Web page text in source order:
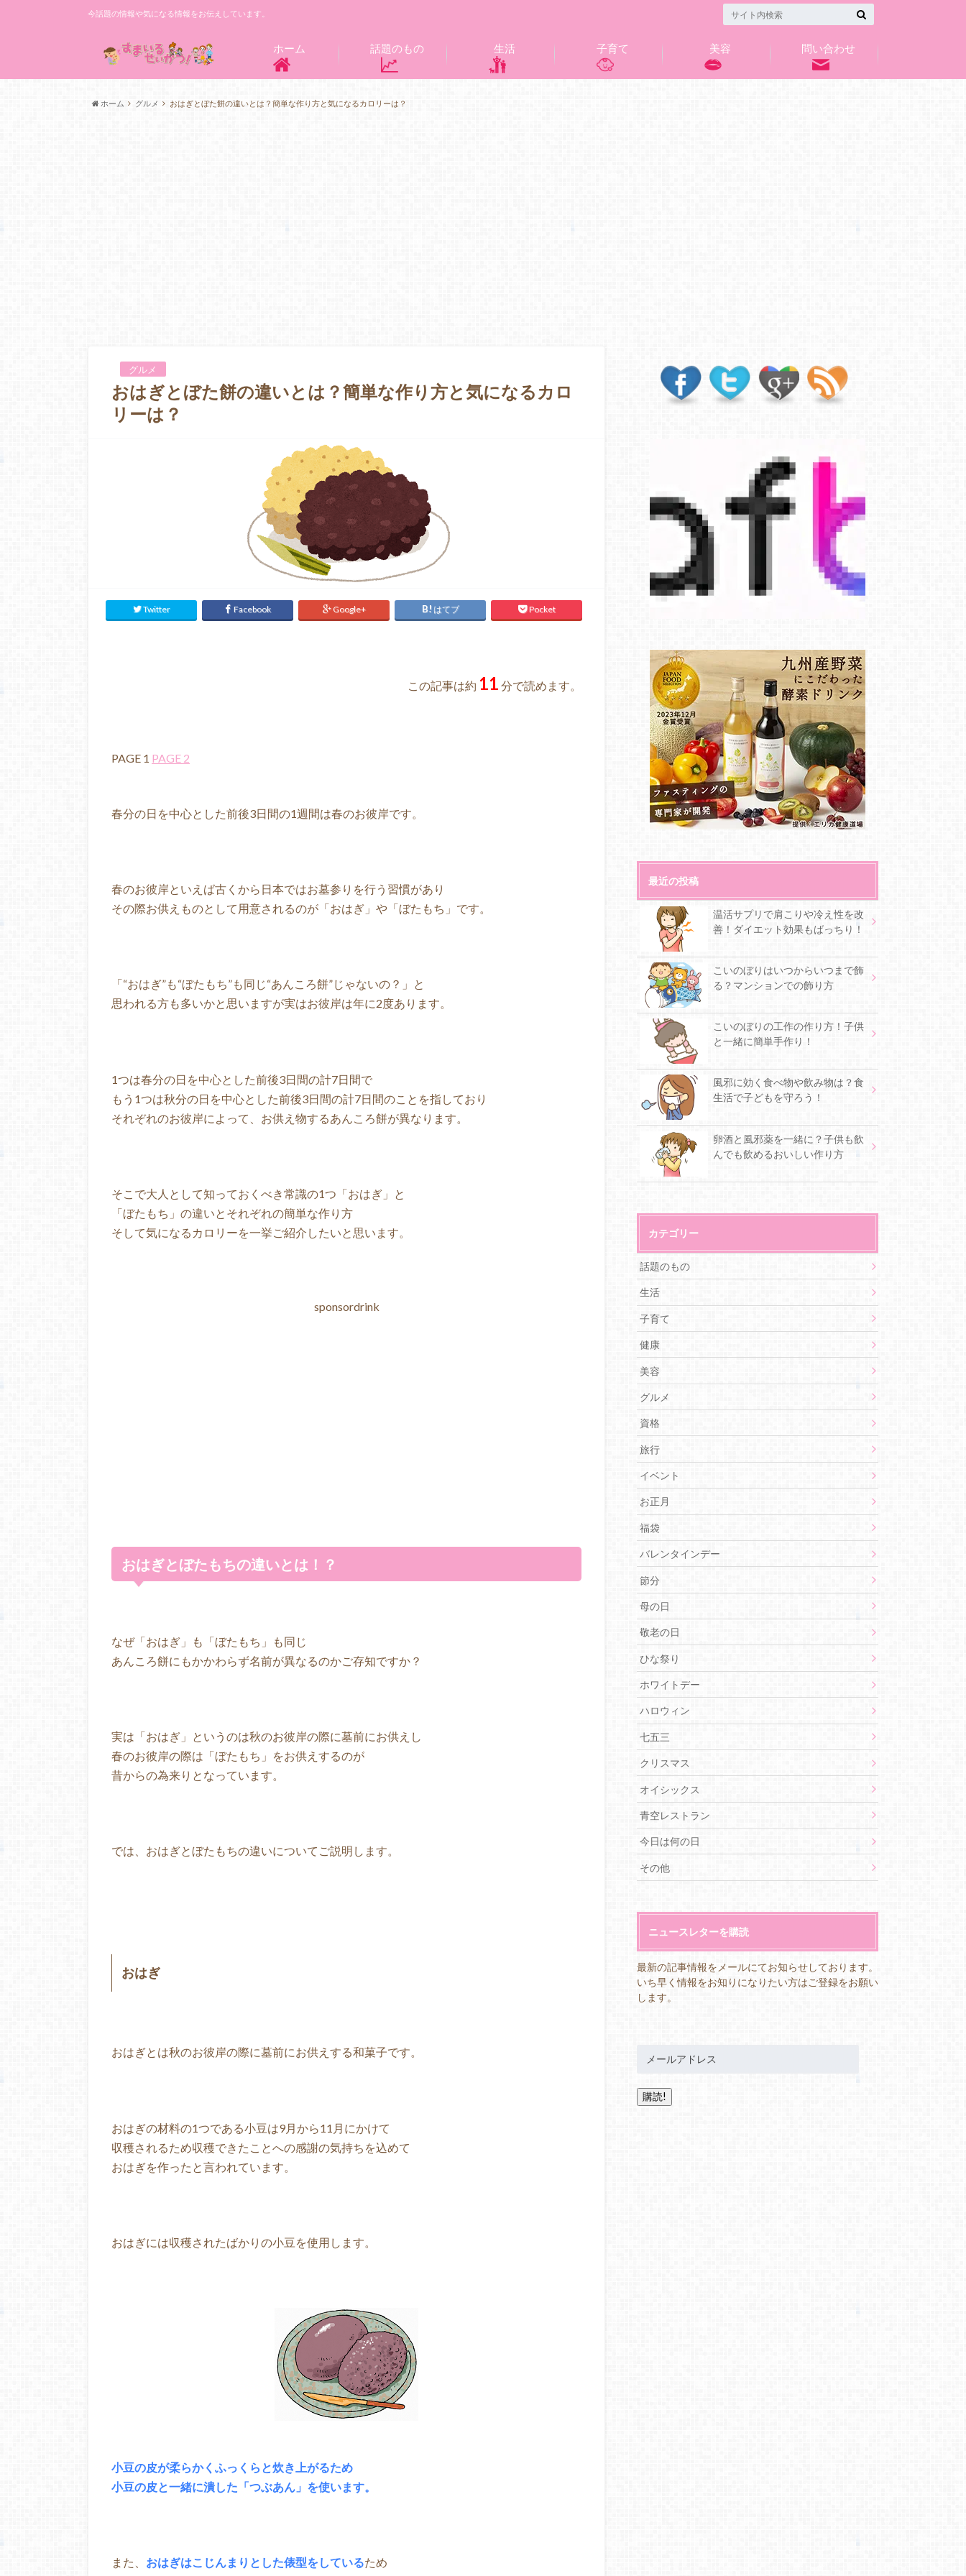
今話題の情報や気になる情報をお伝えしています。
ホーム 話題のもの 生活 子育て 美容 問い合わせ
ホーム グルメ おはぎとぼた餅の違いとは？簡単な作り方と気になるカロリーは？
グルメ
おはぎとぼた餅の違いとは？簡単な作り方と気になるカロ
リーは？
Twitter Facebook Google+ はてブ Pocket
この記事は約 11 分で読めます。
PAGE 1 PAGE 2
春分の日を中心とした前後3日間の1週間は春のお彼岸です。
春のお彼岸といえば古くから日本ではお墓参りを行う習慣があり
その際お供えものとして用意されるのが「おはぎ」や「ぼたもち」です。
「“おはぎ”も“ぼたもち”も同じ“あんころ餅”じゃないの？」と
思われる方も多いかと思いますが実はお彼岸は年に2度あります。
1つは春分の日を中心とした前後3日間の計7日間で
もう1つは秋分の日を中心とした前後3日間の計7日間のことを指しており
それぞれのお彼岸によって、お供え物するあんころ餅が異なります。
そこで大人として知っておくべき常識の1つ「おはぎ」と
「ぼたもち」の違いとそれぞれの簡単な作り方
そして気になるカロリーを一挙ご紹介したいと思います。
sponsordrink
おはぎとぼたもちの違いとは！？
なぜ「おはぎ」も「ぼたもち」も同じ
あんころ餅にもかかわらず名前が異なるのかご存知ですか？
実は「おはぎ」というのは秋のお彼岸の際に墓前にお供えし
春のお彼岸の際は「ぼたもち」をお供えするのが
昔からの為来りとなっています。
では、おはぎとぼたもちの違いについてご説明します。
おはぎ
おはぎとは秋のお彼岸の際に墓前にお供えする和菓子です。
おはぎの材料の1つである小豆は9月から11月にかけて
収穫されるため収穫できたことへの感謝の気持ちを込めて
おはぎを作ったと言われています。
おはぎには収穫されたばかりの小豆を使用します。
小豆の皮が柔らかくふっくらと炊き上がるため
小豆の皮と一緒に潰した「つぶあん」を使います。
また、 おはぎはこじんまりとした俵型をしているため
最近の投稿
温活サプリで肩こりや冷え性を改
善！ダイエット効果もばっちり！
こいのぼりはいつからいつまで飾
る？マンションでの飾り方
こいのぼりの工作の作り方！子供
と一緒に簡単手作り！
風邪に効く食べ物や飲み物は？食
生活で子どもを守ろう！
卵酒と風邪薬を一緒に？子供も飲
んでも飲めるおいしい作り方
カテゴリー
話題のもの
生活
子育て
健康
美容
グルメ
資格
旅行
イベント
お正月
福袋
バレンタインデー
節分
母の日
敬老の日
ひな祭り
ホワイトデー
ハロウィン
七五三
クリスマス
オイシックス
青空レストラン
今日は何の日
その他
ニュースレターを購読
最新の記事情報をメールにてお知らせしております。
いち早く情報をお知りになりたい方はご登録をお願い
します。